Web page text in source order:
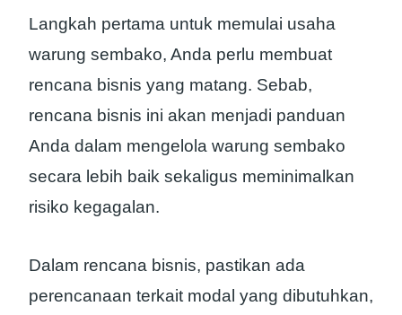
Langkah pertama untuk memulai usaha
warung sembako, Anda perlu membuat
rencana bisnis yang matang. Sebab,
rencana bisnis ini akan menjadi panduan
Anda dalam mengelola warung sembako
secara lebih baik sekaligus meminimalkan
risiko kegagalan.
Dalam rencana bisnis, pastikan ada
perencanaan terkait modal yang dibutuhkan,